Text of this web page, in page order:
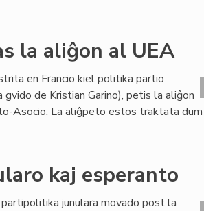
la aliĝon al UEA
en Francio kiel politika partio
de Kristian Garino), petis la aliĝon
Asocio. La aliĝpeto estos traktata
kaj esperanto
junulara movado post la